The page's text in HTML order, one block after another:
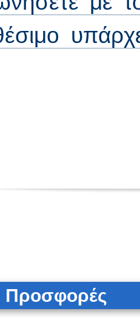
Προσφορές